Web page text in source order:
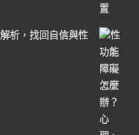
析，找回自信與性